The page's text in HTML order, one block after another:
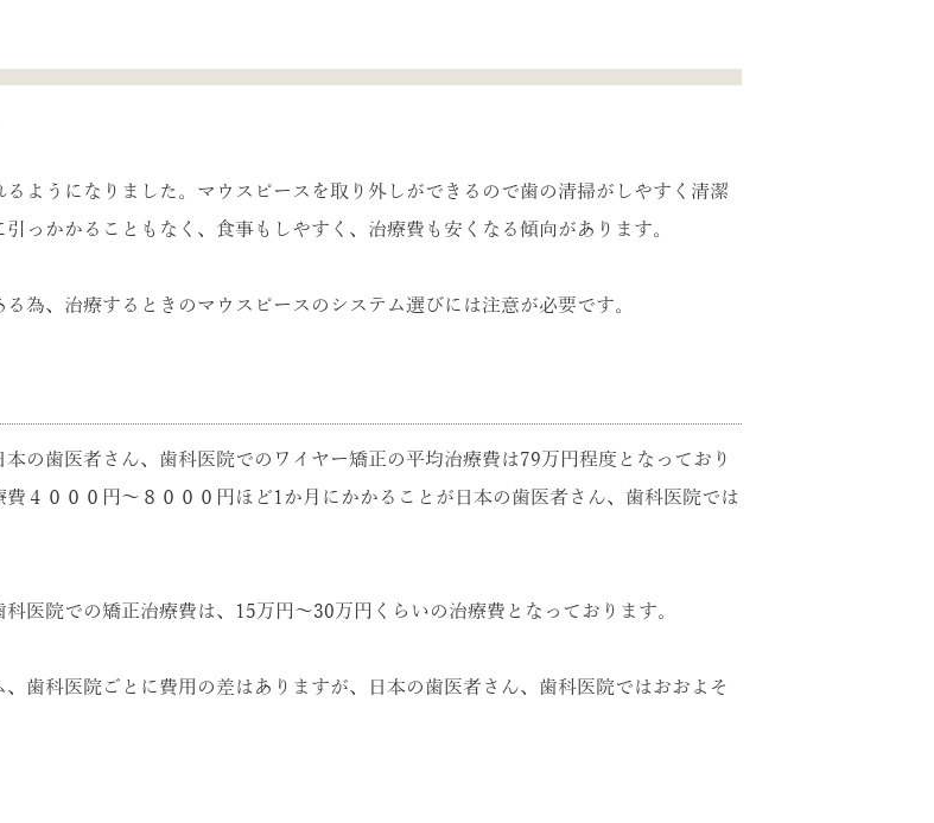
ようになりました。マウスピースを取り外しができるので歯の清掃がしやすく清潔
っかかることもなく、食事もしやすく、治療費も安くなる傾向があります。
為、治療するときのマウスピースのシステム選びには注意が必要です。
の歯医者さん、歯科医院でのワイヤー矯正の平均治療費は79万円程度となっており
４０００円～８０００円ほど1か月にかかることが日本の歯医者さん、歯科医院では
医院での矯正治療費は、15万円～30万円くらいの治療費となっております。
歯科医院ごとに費用の差はありますが、日本の歯医者さん、歯科医院ではおおよそ